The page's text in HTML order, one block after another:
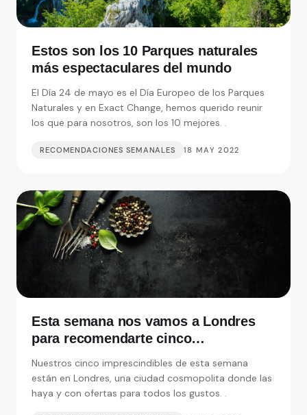
Estos son los 10 Parques naturales
más espectaculares del mundo
El Día 24 de mayo es el Día Europeo de los Parques
Naturales y en Exact Change, hemos querido reunir
los que para nosotros, son los 10 mejores. .
RECOMENDACIONES SEMANALES 18 MAY 2022
Esta semana nos vamos a Londres
para recomendarte cinco
imprescindibles
Nuestros cinco imprescindibles de esta semana
están en Londres, una ciudad cosmopolita donde las
haya y con ofertas para todos los gustos. .